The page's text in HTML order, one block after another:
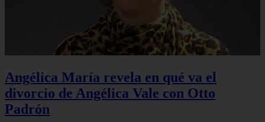
Angélica María revela en qué va el
divorcio de Angélica Vale con Otto
Padrón